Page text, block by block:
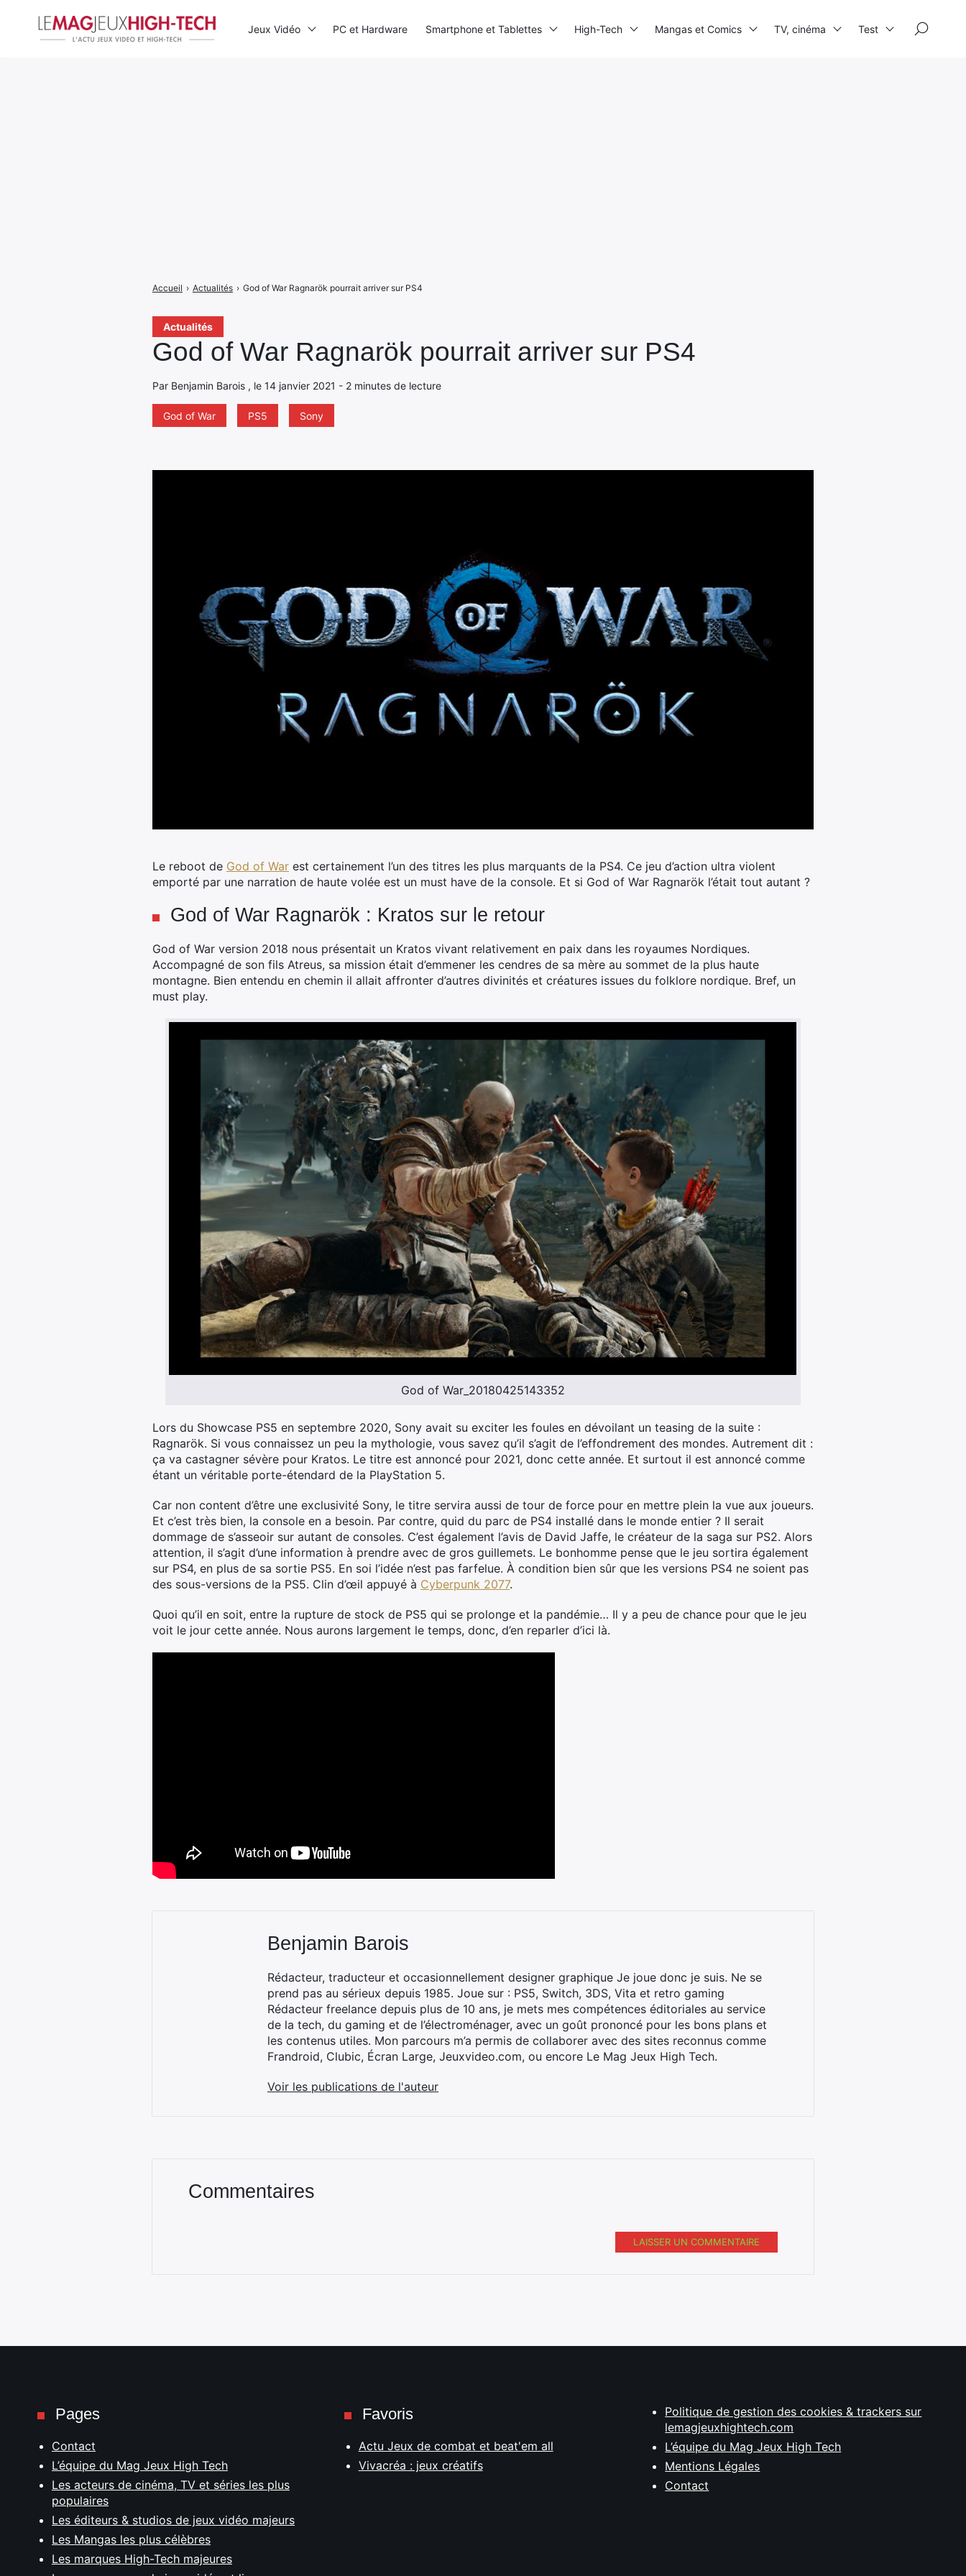
Actualités
God of War Ragnarök pourrait arriver sur PS4
Par Benjamin Barois , le 14 janvier 2021 - 2 minutes de lecture
God of War PS5 Sony
Accueil › Actualités › God of War Ragnarök pourrait arriver sur PS4
Le reboot de God of War est certainement l’un des titres les plus marquants de la PS4. Ce jeu d’action ultra violent
emporté par une narration de haute volée est un must have de la console. Et si God of War Ragnarök l’était tout autant ?
God of War Ragnarök : Kratos sur le retour
God of War version 2018 nous présentait un Kratos vivant relativement en paix dans les royaumes Nordiques.
Accompagné de son fils Atreus, sa mission était d’emmener les cendres de sa mère au sommet de la plus haute
montagne. Bien entendu en chemin il allait affronter d’autres divinités et créatures issues du folklore nordique. Bref, un
must play.
God of War_20180425143352
Lors du Showcase PS5 en septembre 2020, Sony avait su exciter les foules en dévoilant un teasing de la suite :
Ragnarök. Si vous connaissez un peu la mythologie, vous savez qu’il s’agit de l’effondrement des mondes. Autrement dit :
ça va castagner sévère pour Kratos. Le titre est annoncé pour 2021, donc cette année. Et surtout il est annoncé comme
étant un véritable porte-étendard de la PlayStation 5.
Car non content d’être une exclusivité Sony, le titre servira aussi de tour de force pour en mettre plein la vue aux joueurs.
Et c’est très bien, la console en a besoin. Par contre, quid du parc de PS4 installé dans le monde entier ? Il serait
dommage de s’asseoir sur autant de consoles. C’est également l’avis de David Jaffe, le créateur de la saga sur PS2. Alors
attention, il s’agit d’une information à prendre avec de gros guillemets. Le bonhomme pense que le jeu sortira également
sur PS4, en plus de sa sortie PS5. En soi l’idée n’est pas farfelue. À condition bien sûr que les versions PS4 ne soient pas
des sous-versions de la PS5. Clin d’œil appuyé à Cyberpunk 2077.
Quoi qu’il en soit, entre la rupture de stock de PS5 qui se prolonge et la pandémie… Il y a peu de chance pour que le jeu
voit le jour cette année. Nous aurons largement le temps, donc, d’en reparler d’ici là.
Benjamin Barois
Rédacteur, traducteur et occasionnellement designer graphique Je joue donc je suis. Ne se
prend pas au sérieux depuis 1985. Joue sur : PS5, Switch, 3DS, Vita et retro gaming
Rédacteur freelance depuis plus de 10 ans, je mets mes compétences éditoriales au service
de la tech, du gaming et de l’électroménager, avec un goût prononcé pour les bons plans et
les contenus utiles. Mon parcours m’a permis de collaborer avec des sites reconnus comme
Frandroid, Clubic, Écran Large, Jeuxvideo.com, ou encore Le Mag Jeux High Tech.
Voir les publications de l'auteur
Commentaires
LAISSER UN COMMENTAIRE
Jeux Vidéo PC et Hardware Smartphone et Tablettes High-Tech Mangas et Comics TV, cinéma Test
Pages
Contact
L’équipe du Mag Jeux High Tech
Les acteurs de cinéma, TV et séries les plus
populaires
Les éditeurs & studios de jeux vidéo majeurs
Les Mangas les plus célèbres
Les marques High-Tech majeures
Favoris
Actu Jeux de combat et beat'em all
Vivacréa : jeux créatifs
Politique de gestion des cookies & trackers sur
lemagjeuxhightech.com
L’équipe du Mag Jeux High Tech
Mentions Légales
Contact